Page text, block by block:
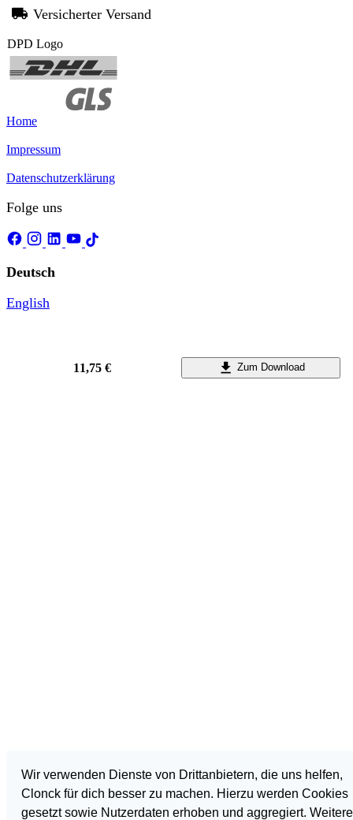
Wir verwenden Dienste von Drittanbietern, die uns helfen,
Clonck für dich besser zu machen. Hierzu werden Cookies
gesetzt sowie Nutzerdaten erhoben und aggregiert. Weitere
Versicherter Versand
Home
Impressum
Datenschutzerklärung
Folge uns
Deutsch
English
11,75 € Zum Download